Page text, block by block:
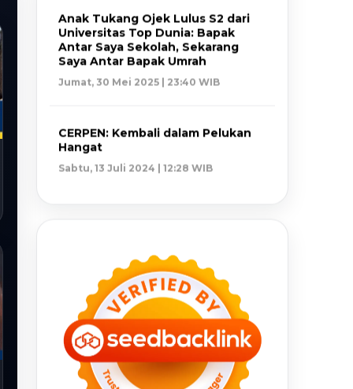
Anak Tukang Ojek Lulus S2 dari
Universitas Top Dunia: Bapak
Antar Saya Sekolah, Sekarang
Saya Antar Bapak Umrah
Jumat, 30 Mei 2025 | 23:40 WIB
CERPEN: Kembali dalam Pelukan
Hangat
Sabtu, 13 Juli 2024 | 12:28 WIB